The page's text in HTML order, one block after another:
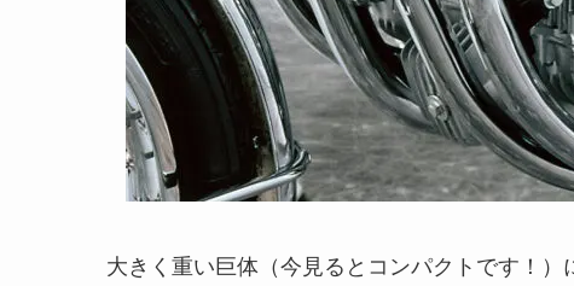
大きく重い巨体（今見るとコンパクトです！